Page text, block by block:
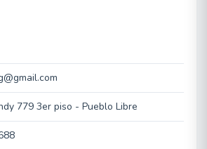
779 3er piso - Pueblo Libre